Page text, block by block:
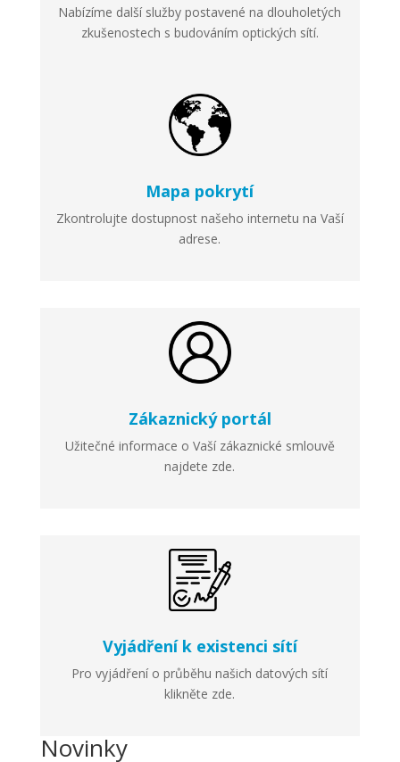
Nabízíme další služby postavené na dlouholetých
zkušenostech s budováním optických sítí.
Mapa pokrytí
Zkontrolujte dostupnost našeho internetu na Vaší
adrese.
Zákaznický portál
Užitečné informace o Vaší zákaznické smlouvě
najdete zde.
Vyjádření k existenci sítí
Pro vyjádření o průběhu našich datových sítí
klikněte zde.
Novinky